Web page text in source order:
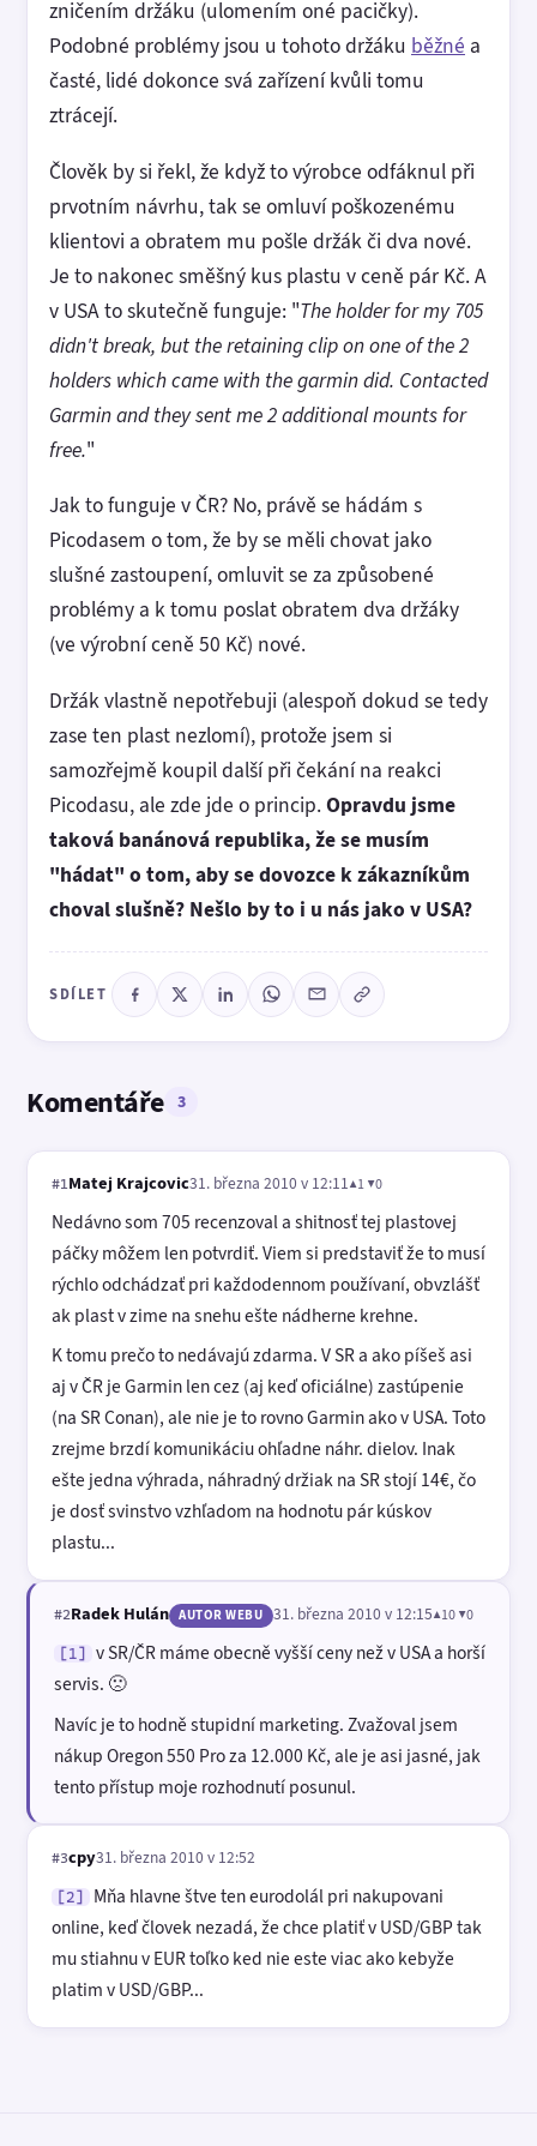
zničením držáku (ulomením oné pacičky).
Podobné problémy jsou u tohoto držáku běžné a
časté, lidé dokonce svá zařízení kvůli tomu
ztrácejí.
Člověk by si řekl, že když to výrobce odfáknul při
prvotním návrhu, tak se omluví poškozenému
klientovi a obratem mu pošle držák či dva nové.
Je to nakonec směšný kus plastu v ceně pár Kč. A
v USA to skutečně funguje: "The holder for my 705
didn't break, but the retaining clip on one of the 2
holders which came with the garmin did. Contacted
Garmin and they sent me 2 additional mounts for
free."
Jak to funguje v ČR? No, právě se hádám s
Picodasem o tom, že by se měli chovat jako
slušné zastoupení, omluvit se za způsobené
problémy a k tomu poslat obratem dva držáky
(ve výrobní ceně 50 Kč) nové.
Držák vlastně nepotřebuji (alespoň dokud se tedy
zase ten plast nezlomí), protože jsem si
samozřejmě koupil další při čekání na reakci
Picodasu, ale zde jde o princip.Opravdu jsme
taková banánová republika, že se musím
"hádat" o tom, aby se dovozce k zákazníkům
choval slušně? Nešlo by to i u nás jako v USA?
SDÍLET
Komentáře 3
#1Matej Krajcovic31. března 2010 v 12:11▲1 ▼0
Nedávno som 705 recenzoval a shitnosť tej plastovej
páčky môžem len potvrdiť. Viem si predstaviť že to musí
rýchlo odchádzať pri každodennom používaní, obvzlášť
ak plast v zime na snehu ešte nádherne krehne.
K tomu prečo to nedávajú zdarma. V SR a ako píšeš asi
aj v ČR je Garmin len cez (aj keď oficiálne) zastúpenie
(na SR Conan), ale nie je to rovno Garmin ako v USA. Toto
zrejme brzdí komunikáciu ohľadne náhr. dielov. Inak
ešte jedna výhrada, náhradný držiak na SR stojí 14€, čo
je dosť svinstvo vzhľadom na hodnotu pár kúskov
plastu...
#2Radek Hulán AUTOR WEBU 31. března 2010 v 12:15▲10 ▼0
[1]
v SR/ČR máme obecně vyšší ceny než v USA a horší
servis. 🙁
Navíc je to hodně stupidní marketing. Zvažoval jsem
nákup Oregon 550 Pro za 12.000 Kč, ale je asi jasné, jak
tento přístup moje rozhodnutí posunul.
#3cpy31. března 2010 v 12:52
[2]
Mňa hlavne štve ten eurodolál pri nakupovani
online, keď človek nezadá, že chce platiť v USD/GBP tak
mu stiahnu v EUR toľko ked nie este viac ako kebyže
platim v USD/GBP...